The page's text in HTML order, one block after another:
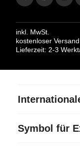
inkl. MwSt.
kostenloser Versand
Lieferzeit: 2-3
Certified Pre-
Symbol für